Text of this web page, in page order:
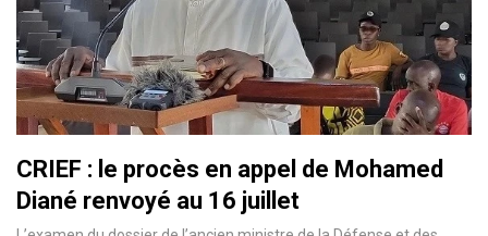
CRIEF : le procès en appel de Mohamed
Diané renvoyé au 16 juillet